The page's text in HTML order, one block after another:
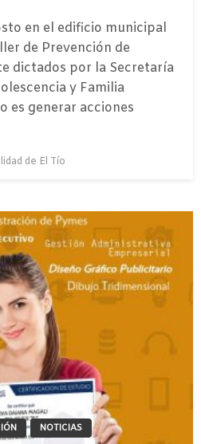
en el edificio municipal
de Prevención de
dictados por la Secretaría
y Familia
es generar acciones
de El Tío
NOTICIAS